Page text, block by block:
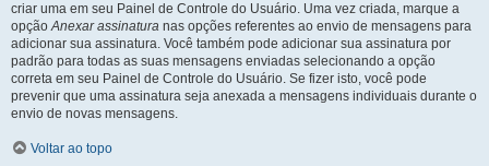
criar uma em seu Painel de Controle do Usuário. Uma vez criada, marque a
opçãoAnexar assinatura nas opções referentes ao envio de mensagens para
adicionar sua assinatura. Você também pode adicionar sua assinatura por
padrão para todas as suas mensagens enviadas selecionando a opção
correta em seu Painel de Controle do Usuário. Se fizer isto, você pode
prevenir que uma assinatura seja anexada a mensagens individuais durante o
envio de novas mensagens.
Voltar ao topo